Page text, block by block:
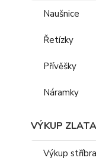
Naušnice
Řetízky
Přívěšky
Náramky
VÝKUP
Výkup stříbra